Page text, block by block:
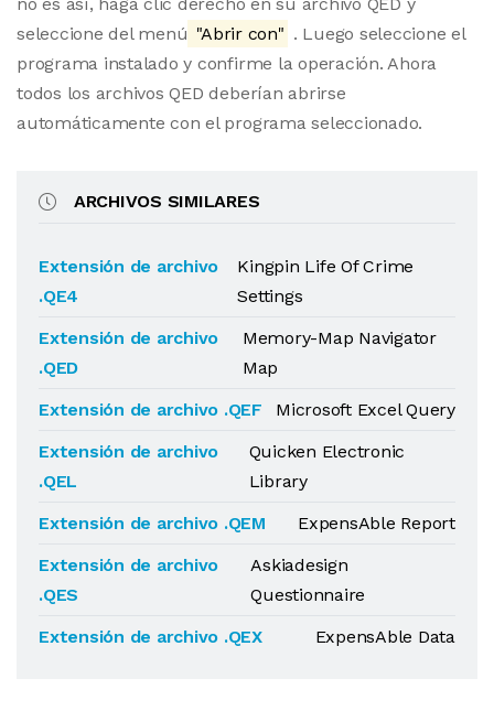
seleccione del menú "Abrir con" . Luego seleccione el
programa instalado y confirme la operación. Ahora
todos los archivos QED deberían abrirse
automáticamente con el programa seleccionado.
ARCHIVOS SIMILARES
Extensión de archivo
.QE4
Kingpin Life Of Crime
Settings
Extensión de archivo
.QED
Memory-Map Navigator
Map
Extensión de archivo .QEF
Microsoft Excel Query
Extensión de archivo
.QEL
Quicken Electronic
Library
Extensión de archivo .QEM
ExpensAble Report
Extensión de archivo
.QES
Askiadesign
Questionnaire
Extensión de archivo .QEX
ExpensAble Data